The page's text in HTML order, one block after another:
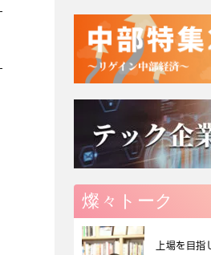
燦々トーク
上場を目指